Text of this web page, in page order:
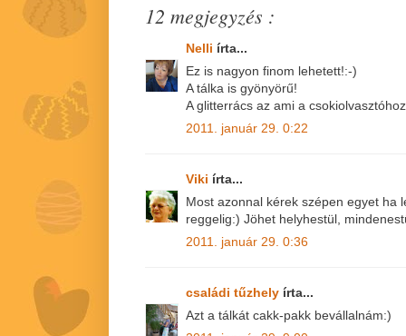
12 megjegyzés :
Nelli írta...
Ez is nagyon finom lehetett!:-)
A tálka is gyönyörű!
A glitterrács az ami a
2011. január 29. 0:22
Viki írta...
Most azonnal kérek szépen egyet ha
reggelig:) Jöhet helyhestül,
2011. január 29. 0:36
családi tűzhely írta...
Azt a tálkát cakk-pakk bevállalnám:)